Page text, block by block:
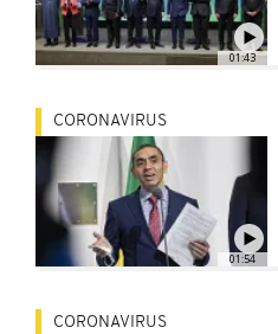
01:43
01:54
CORONAVIRUS
CORONAVIRUS